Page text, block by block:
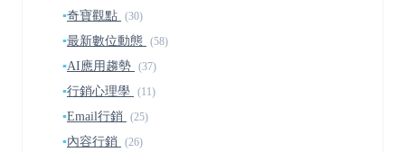
▪奇寶觀點 (30)
▪最新數位動態 (58)
▪AI應用趨勢 (37)
▪行銷心理學 (11)
▪Email行銷 (25)
▪內容行銷 (26)